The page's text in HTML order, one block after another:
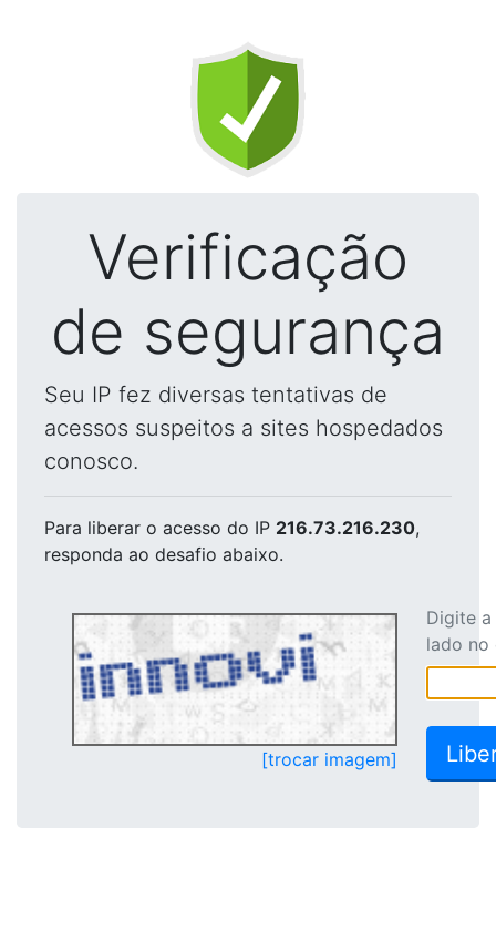
Verificação
de segurança
Seu IP fez diversas tentativas de
acessos suspeitos a sites hospedados
conosco.
Para liberar o acesso do IP 216.73.216.230,
responda ao desafio abaixo.
[trocar imagem]
Digite
lado no